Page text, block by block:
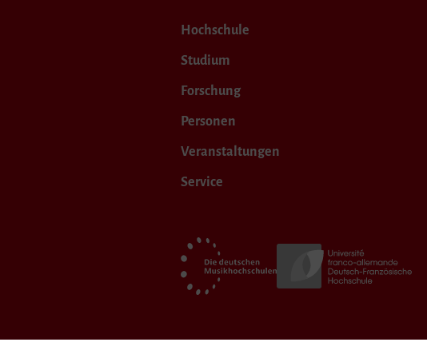
Hochschule
Studium
Forschung
Personen
Veranstaltungen
Service